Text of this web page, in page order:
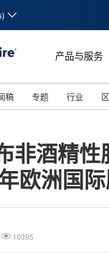
产品与服务
稿 专题 行业
非酒精
欧洲国
10395